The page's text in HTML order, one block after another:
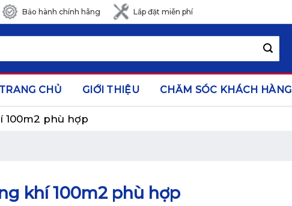
Bảo hành chính hãng Lắp đặt miễn phí
TRANG CHỦ GIỚI THIỆU CHĂM SÓC KHÁCH HÀNG
100m2 phù hợp
khí 100m2 phù hợp